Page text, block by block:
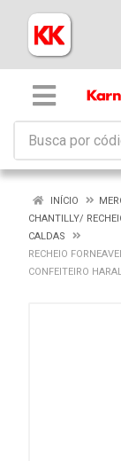
INÍCIO
CHANTILLY/
CALDAS
RECHEIO
CONFEITEIRO